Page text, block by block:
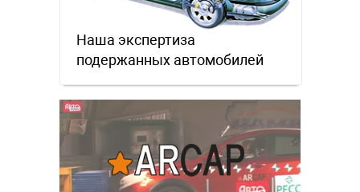
Наша экспертиза
подержанных автомобилей